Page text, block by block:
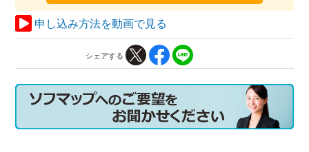
申し込み方法を動画で見る
シェアする